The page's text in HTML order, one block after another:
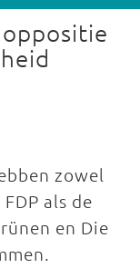
zowel
als de
en Die